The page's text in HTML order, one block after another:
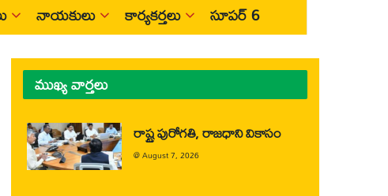
నాయకులు కార్యకర్తలు సూపర్ 6
ముఖ్య వార్తలు
రాష్ట్ర పురోగతి, రాజధాని వికాసం
@August 7, 2026